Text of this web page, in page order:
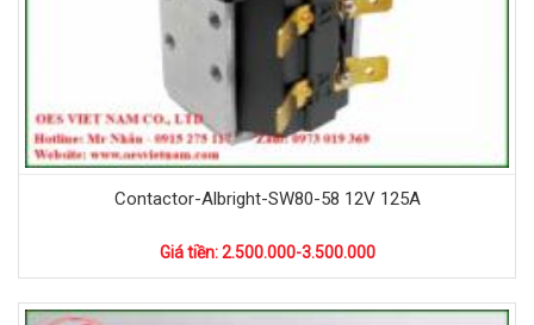
Contactor-Albright-SW80-58 12V 125A
Giá tiền: 2.500.000-3.500.000